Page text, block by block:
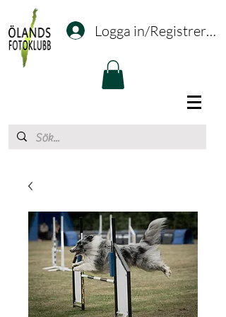
Logga in/Registrering